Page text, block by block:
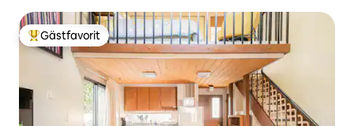
Populär gästfavorit
Gästfavorit